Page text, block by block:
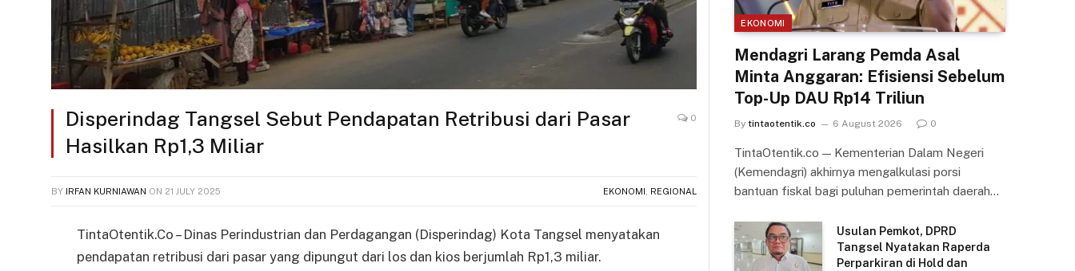
Disperindag Tangsel Sebut Pendapatan Retribusi dari Pasar
Hasilkan Rp1,3 Miliar
0
BY IRFAN KURNIAWAN ON 21 JULY 2025 EKONOMI REGIONAL
TintaOtentik.Co – Dinas Perindustrian dan Perdagangan (Disperindag) Kota Tangsel menyatakan
pendapatan retribusi dari pasar yang dipungut dari los dan kios berjumlah Rp1,3 miliar.
EKONOMI
Mendagri Larang Pemda Asal
Minta Anggaran: Efisiensi Sebelum
Top-Up DAU Rp14 Triliun
By tintaotentik.co 6 August 2026 0
TintaOtentik.co — Kementerian Dalam Negeri
(Kemendagri) akhirnya mengalkulasi porsi
bantuan fiskal bagi puluhan pemerintah daerah…
Usulan Pemkot, DPRD
Tangsel Nyatakan Raperda
Perparkiran di Hold dan